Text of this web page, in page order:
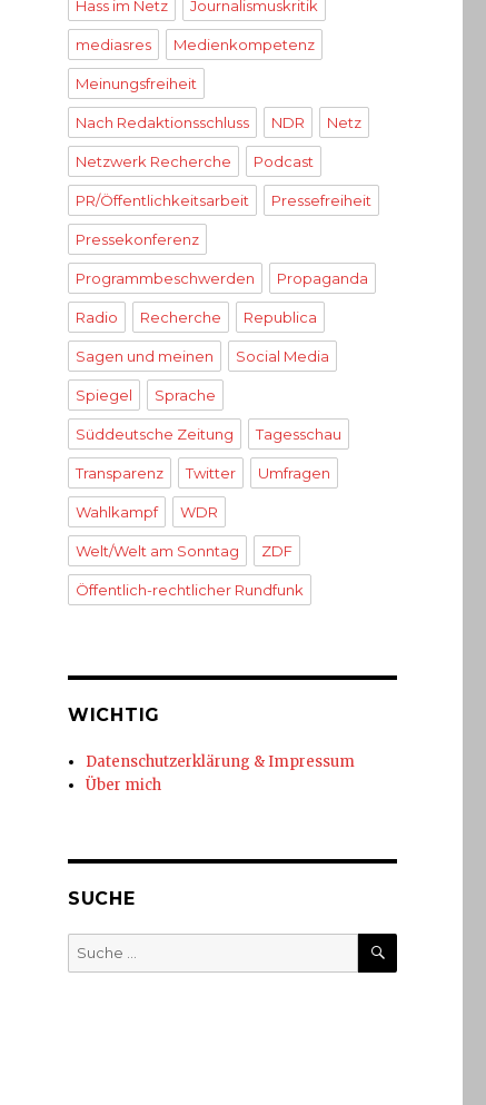
Hass im Netz Journalismuskritik
mediasres Medienkompetenz
Meinungsfreiheit
Nach Redaktionsschluss NDR Netz
Netzwerk Recherche Podcast
PR/Öffentlichkeitsarbeit Pressefreiheit
Pressekonferenz
Programmbeschwerden Propaganda
Radio Recherche Republica
Sagen und meinen Social Media
Spiegel Sprache
Süddeutsche Zeitung Tagesschau
Transparenz Twitter Umfragen
Wahlkampf WDR
Welt/Welt am Sonntag ZDF
Öffentlich-rechtlicher Rundfunk
WICHTIG
Datenschutzerklärung & Impressum
Über mich
SUCHE
Suche
nach:
SUCHE